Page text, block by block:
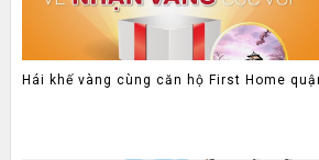
Hái khế vàng cùng căn hộ First Home